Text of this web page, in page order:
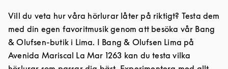
Vill du veta hur våra hörlurar låter på riktigt? Testa dem
med din egen favoritmusik genom att besöka vår Bang
& Olufsen-butik i Lima. I Bang & Olufsen Lima på
Avenida Mariscal La Mar 1263 kan du testa vilka